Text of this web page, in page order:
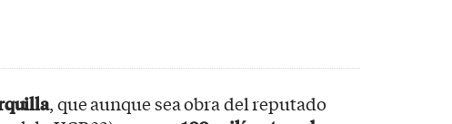
, que aunque sea obra del reputado